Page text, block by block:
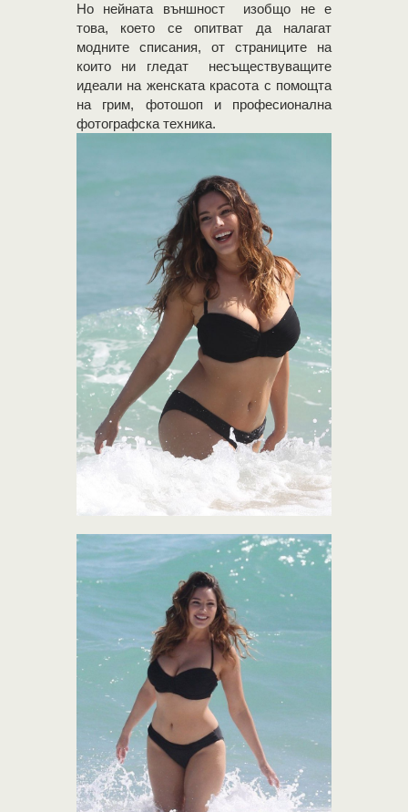
Но нейната външност изобщо не е
това, което се опитват да налагат
модните списания, от страниците на
които ни гледат несъществуващите
идеали на женската красота с помощта
на грим, фотошоп и професионална
фотографска техника.